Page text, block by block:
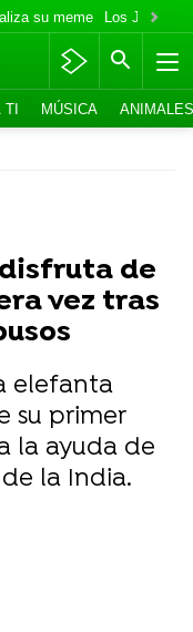
su meme Los Jonas
TI MÚSICA ANIMALES
de
vez tras
elefanta
su primer
la ayuda de
la India.